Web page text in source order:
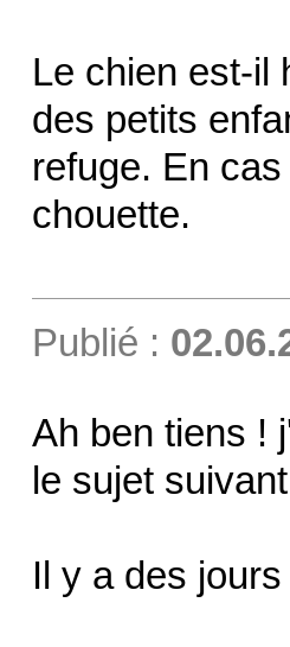
Le chien est-il
des petits
refuge. En
chouette.
Publié :
Ah ben tiens !
le sujet
Il y a des